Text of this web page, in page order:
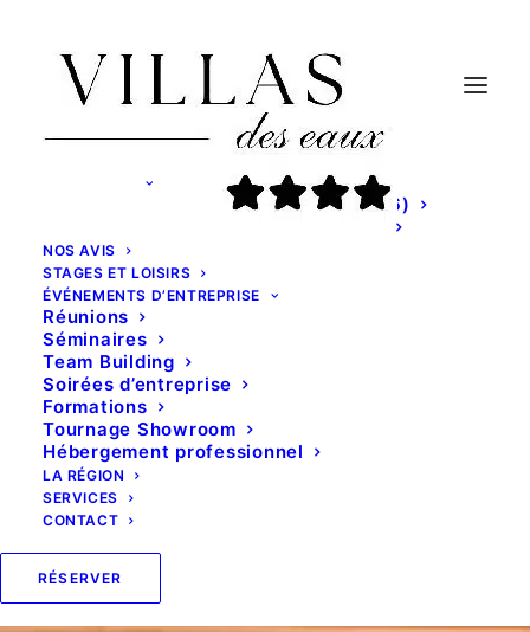
Villa des Eaux Claires – Puymoyen (16)
NOS AVIS
STAGES ET LOISIRS
ÉVÉNEMENTS D’ENTREPRISE
Réunions
Séminaires
Team Building
Soirées d’entreprise
Formations
Tournage Showroom
Hébergement professionnel
LA RÉGION
SERVICES
CONTACT
RÉSERVER